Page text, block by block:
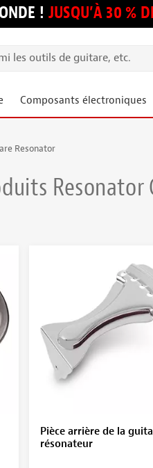
! JUSQU’À 30 %
Composants électroniques
Resonator
Resonator
Pièce arrière de la
résonateur